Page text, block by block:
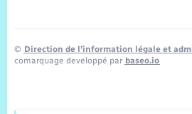
© Direction de l’information légale et
comarquage developpé par baseo.io